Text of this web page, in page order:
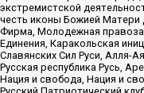
экстремистской
честь иконы Божией Матери
Фирма, Молодежная
Единения, Каракольская
Славянских Сил Руси, Алля-
Русская республика Русь,
Нация и свобода, Нация и